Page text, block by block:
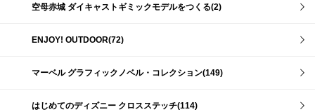
空母赤城 ダイキャストギミックモデルをつくる(2)
ENJOY! OUTDOOR(72)
マーベル グラフィックノベル・コレクション(149)
はじめてのディズニー クロスステッチ(114)